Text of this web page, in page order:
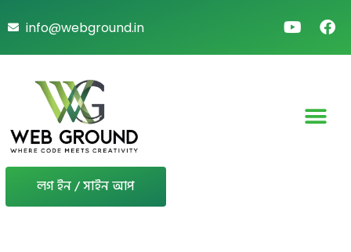
info@webground.in
লগ ইন / সাইন আপ